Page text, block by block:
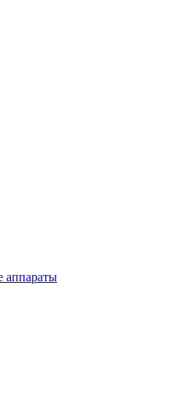
аппараты